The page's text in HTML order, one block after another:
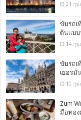
21 กุม
ขับรถเ
ต้นแบ
14 กุม
ขับรถเ
เยอรมั
10 กุม
Zum
มือทอง